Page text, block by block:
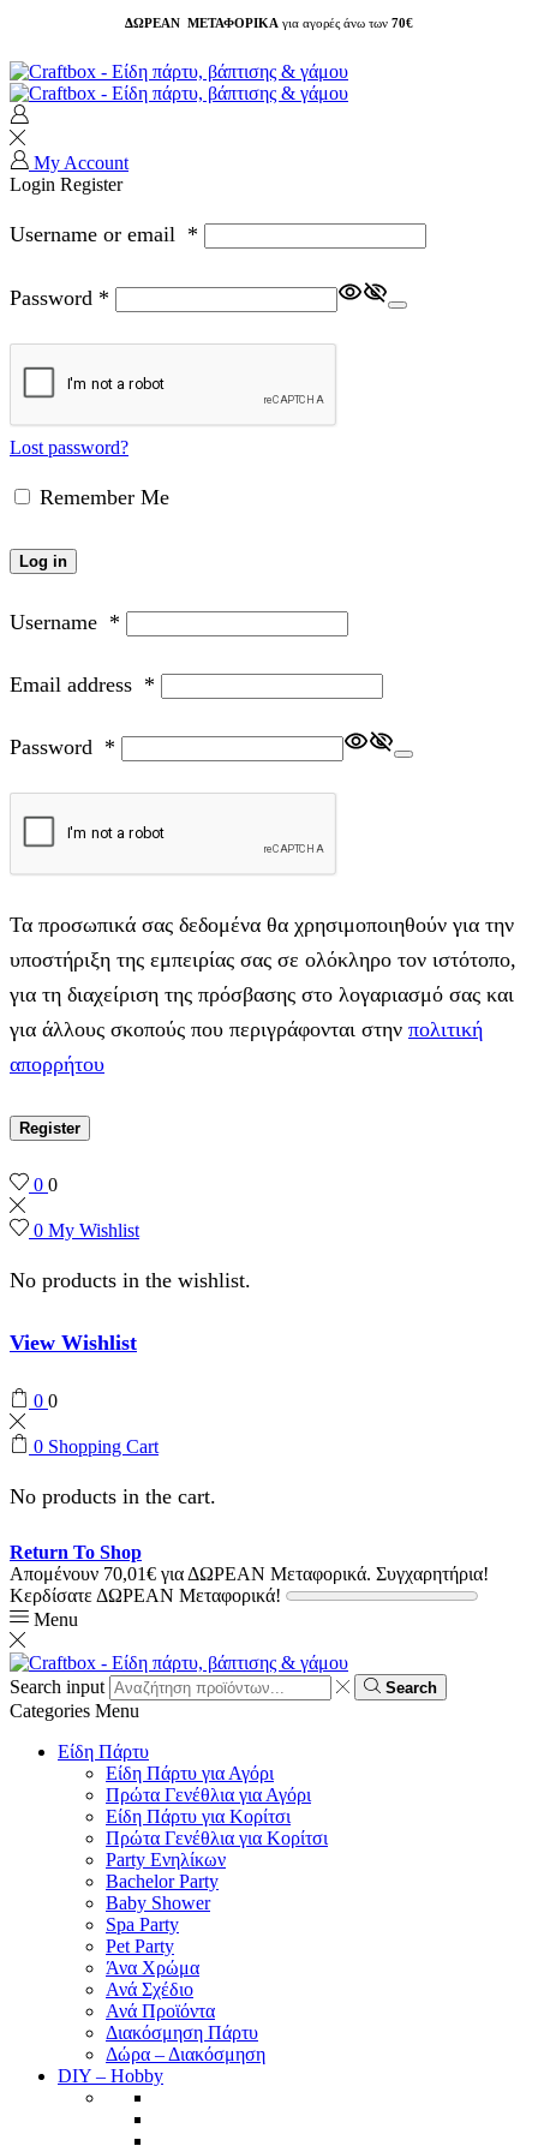
ΔΩΡΕΑΝ ΜΕΤΑΦΟΡΙΚΑ για αγορές άνω των 70€
My Account
Login Register
Username or email *
Password *
Lost password?
Remember Me
Log in
Username *
Email address *
Password *
Τα προσωπικά σας δεδομένα θα χρησιμοποιηθούν για την
υποστήριξη της εμπειρίας σας σε ολόκληρο τον ιστότοπο,
για τη διαχείριση της πρόσβασης στο λογαριασμό σας και
για άλλους σκοπούς που περιγράφονται στην πολιτική
απορρήτου
Register
0 0
0 My Wishlist
No products in the wishlist.
View Wishlist
0 0
0 Shopping Cart
No products in the cart.
Return To Shop
Απομένουν 70,01€ για ΔΩΡΕΑΝ Μεταφορικά. Συγχαρητήρια!
Κερδίσατε ΔΩΡΕΑΝ Μεταφορικά!
Menu
Search input Search
Categories Menu
Είδη Πάρτυ
Είδη Πάρτυ για Αγόρι
Πρώτα Γενέθλια για Αγόρι
Είδη Πάρτυ για Κορίτσι
Πρώτα Γενέθλια για Κορίτσι
Party Ενηλίκων
Bachelor Party
Baby Shower
Spa Party
Pet Party
Άνα Χρώμα
Ανά Σχέδιο
Ανά Προϊόντα
Διακόσμηση Πάρτυ
Δώρα – Διακόσμηση
DIY – Hobby